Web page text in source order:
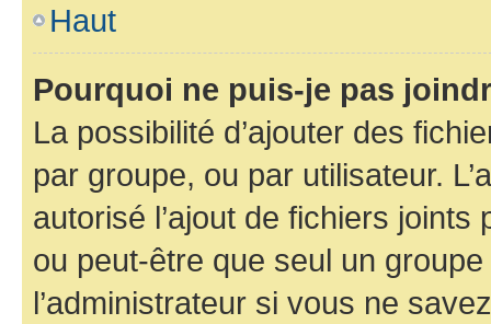
Haut
Pourquoi ne puis-je pas
La possibilité d’ajouter des
par groupe, ou par utilisateur.
autorisé l’ajout de fichiers
ou peut-être que seul un
l’administrateur si vous ne